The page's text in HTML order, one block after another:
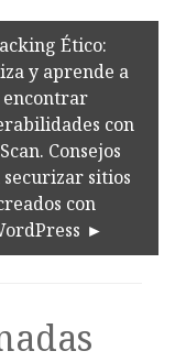
Ético:
y aprende a
encontrar
con
Consejos
sitios
con